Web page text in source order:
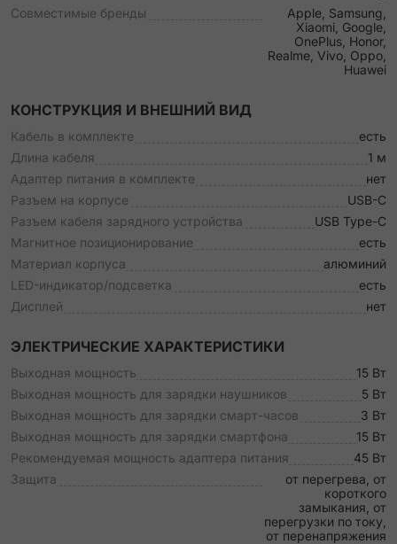
Совместимые бренды
Apple, Samsung,
Xiaomi, Google,
OnePlus, Honor,
Realme, Vivo, Oppo,
Huawei
КОНСТРУКЦИЯ И ВНЕШНИЙ ВИД
Кабель в комплекте
есть
Длина кабеля
1 м
Адаптер питания в комплекте
нет
Разъем на корпусе
USB-C
Разъем кабеля зарядного устройства
USB Type-C
Магнитное позиционирование
есть
Материал корпуса
алюминий
LED-индикатор/подсветка
есть
Дисплей
нет
ЭЛЕКТРИЧЕСКИЕ ХАРАКТЕРИСТИКИ
Выходная мощность
15 Вт
Выходная мощность для зарядки наушников
5 Вт
Выходная мощность для зарядки смарт-часов
3 Вт
Выходная мощность для зарядки смартфона
15 Вт
Рекомендуемая мощность адаптера питания
45 Вт
Защита
от перегрева, от
короткого
замыкания, от
перегрузки по току,
от перенапряжения